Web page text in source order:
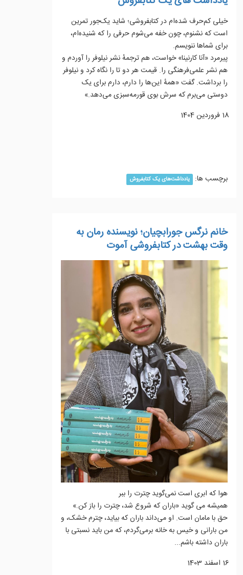
خیلی کم‌حرف شده‌ام در کتابفروشی؛ شاید یک‌جور تمرین
است که نشنوم، چون خفه می‌شوم حرفی را که شنیده‌ام،
برای شماها ننویسم.
پیرمرد «آنا کارنینا» خواست، هم ترجمهٔ نشر نیلوفر را آوردم و
هم نشر علمی‌فرهنگی را. قیمت هر دو تا را نگاه کرد و نیلوفر
را برداشت. گفت «همهٔ این‌ها را دارم، دارم برای یک
دوستی می‌برم که سرش بوی قورمه‌سبزی می‌دهد.»
18 فروردين 1404
برچسب ها: یادداشت‌های یک کتابفروش
خانم نرگس جورابچیان؛ نویسنده رمان به
وقت بهشت در کتابفروشی آموت
هوا که ابری است نمی‌گوید چترت را ببر
همیشه می گوید «باران که شروع شد، چترت را باز کن.»
حق با مامان است. او می‌داند باران که بیاید، چترم خشک، و
من بارانی و خیس به خانه برمی‌گردم، که من باید نسبتی با
باران داشته باشم...
16 اسفند 1403